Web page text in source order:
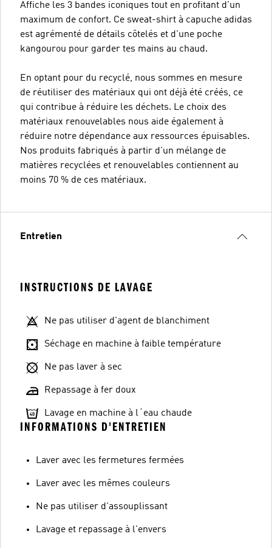
Affiche les 3 bandes iconiques tout en profitant d'un
maximum de confort. Ce sweat-shirt à capuche adidas
est agrémenté de détails côtelés et d'une poche
kangourou pour garder tes mains au chaud.
En optant pour du recyclé, nous sommes en mesure
de réutiliser des matériaux qui ont déjà été créés, ce
qui contribue à réduire les déchets. Le choix des
matériaux renouvelables nous aide également à
réduire notre dépendance aux ressources épuisables.
Nos produits fabriqués à partir d'un mélange de
matières recyclées et renouvelables contiennent au
moins 70 % de ces matériaux.
Entretien
INSTRUCTIONS DE LAVAGE
Ne pas utiliser d'agent de blanchiment
Séchage en machine à faible température
Ne pas laver à sec
Repassage à fer doux
Lavage en machine à l´eau chaude
INFORMATIONS D'ENTRETIEN
Laver avec les fermetures fermées
Laver avec les mêmes couleurs
Ne pas utiliser d'assouplissant
Lavage et repassage à l'envers